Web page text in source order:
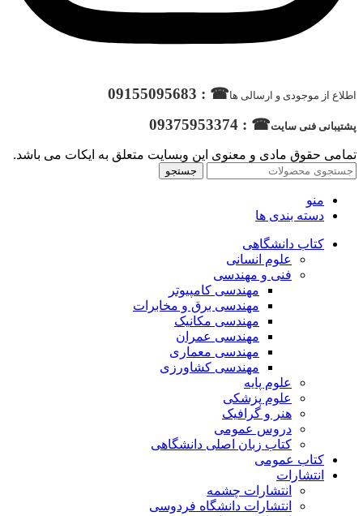
اطلاع از موجودی و ارسالی ها☎ : 09155095683
پشتیبانی فنی سایت☎ : 09375953374
تمامی حقوق مادی و معنوی این وبسایت متعلق به ایکات می باشد.
جستجو
منو
دسته بندی ها
کتاب دانشگاهی
علوم انسانی
فنی و مهندسی
مهندسی کامپیوتر
مهندسی برق و مخابرات
مهندسی مکانیک
مهندسی عمران
مهندسی معماری
مهندسی کشاورزی
علوم پایه
علوم پزشکی
هنر و گرافیک
دروس عمومی
کتاب زبان اصلی دانشگاهی
کتاب عمومی
انتشارات
انتشارات چشمه
انتشارات دانشگاه فردوسی